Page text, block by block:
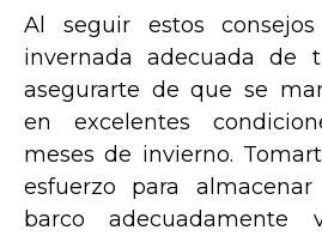
Al seguir estos
invernada adecuada de
asegurarte de que se
en excelentes
meses de invierno.
esfuerzo para
barco adecuadamente